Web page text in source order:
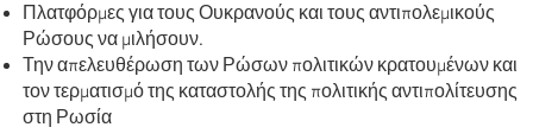
Πλατφόρμες για τους Ουκρανούς και τους αντιπολεμικούς
Ρώσους να μιλήσουν.
Την απελευθέρωση των Ρώσων πολιτικών κρατουμένων και
τον τερματισμό της καταστολής της πολιτικής αντιπολίτευσης
στη Ρωσία